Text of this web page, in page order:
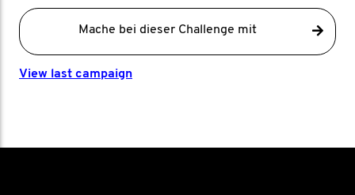
Mache bei dieser Challenge mit
View last campaign